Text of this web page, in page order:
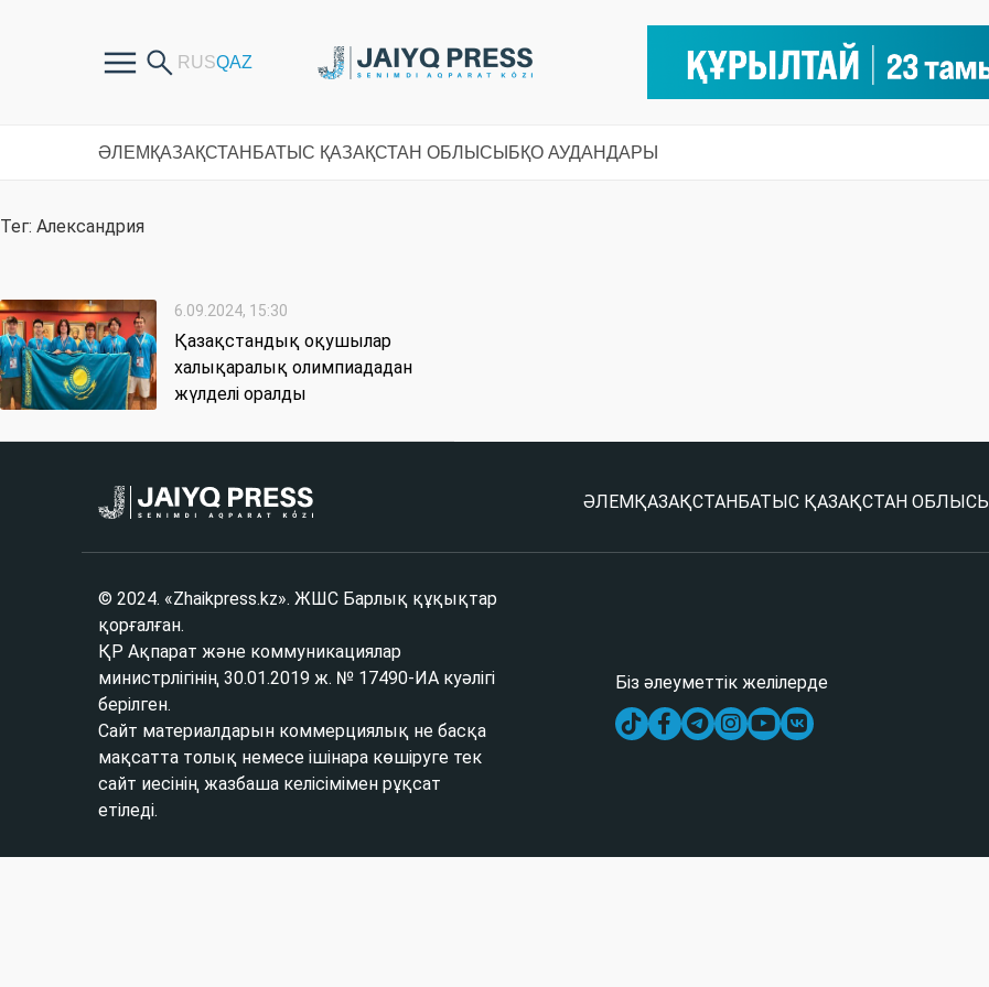
ӘЛЕМ ҚАЗАҚСТАН БАТЫС ҚАЗАҚСТАН ОБЛЫСЫ БҚО АУДАНДАРЫ
Тег: Александрия
6.09.2024, 15:30
Қазақстандық оқушылар
халықаралық олимпиададан
жүлделі оралды
ӘЛЕМ ҚАЗАҚСТАН БАТЫС ҚАЗАҚСТАН ОБЛЫСЫ
© 2024. «Zhaikpress.kz». ЖШС Барлық құқықтар
қорғалған.
ҚР Ақпарат және коммуникациялар
министрлігінің 30.01.2019 ж. № 17490-ИА куәлігі
берілген.
Сайт материалдарын коммерциялық не басқа
мақсатта толық немесе ішінара көшіруге тек
сайт иесінің жазбаша келісімімен рұқсат
етіледі.
Біз әлеуметтік желілерде